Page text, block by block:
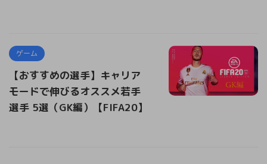
ゲーム
【おすすめの選手】キャリア
モードで伸びるオススメ若手
選手 5選（GK編）【FIFA20】